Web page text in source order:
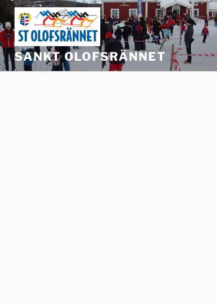
Hoppa
till
innehåll
SANKT OLOFSRÄNNET